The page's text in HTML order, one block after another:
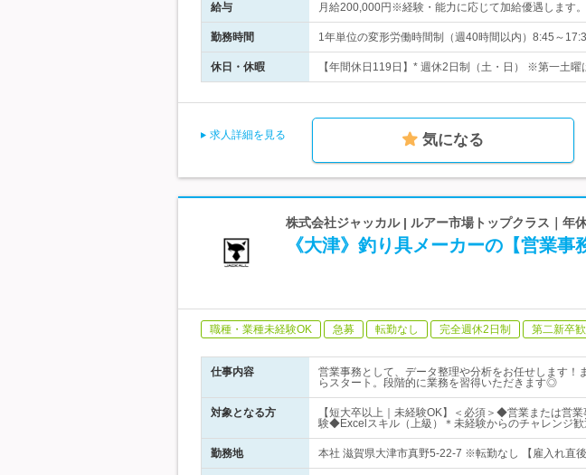
給与 月給200,000円※経験・能力に応じて加給優遇します
勤務時間 1年単位の変形労働時間制（週40時間以内）8:45～
休日・休暇 【年間休日119日】* 週休2日制（土・日） ※第一土
求人詳細を見る 気になる
株式会社ジャッカル | ルアー市場トップクラス｜年
《大津》釣り具メーカーの【営業
職種・業種未経験OK 急募 転勤なし 完全週休2日制 第二新卒
仕事内容
営業事務として、データ整理や分析をお任せします！
らスタート。段階的に業務を習得いただきます◎
対象となる方
【短大卒以上｜未経験OK】＜必須＞◆営業または営
験◆Excelスキル（上級）＊未経験からのチャレンジ歓
勤務地 本社 滋賀県大津市真野5-22-7 ※転勤なし 【雇入れ直